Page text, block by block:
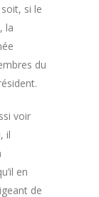
si le
la
du
voir
il
en
de